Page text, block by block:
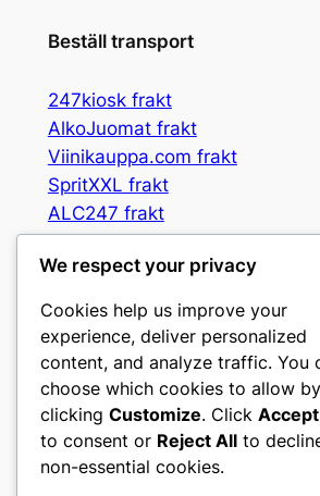
Beställ transport
247kiosk frakt
AlkoJuomat frakt
Viinikauppa.com frakt
SpritXXL frakt
ALC247 frakt
Spritbox frakt
Booz3 frakt
Vingrossen frakt
Gpris frakt
CandyNuts frakt
We respect your privacy
Cookies help us improve your
experience, deliver personalized
content, and analyze traffic. You
choose which cookies to allow by
clicking Customize. Click
to consent or Reject All to
non-essential cookies.